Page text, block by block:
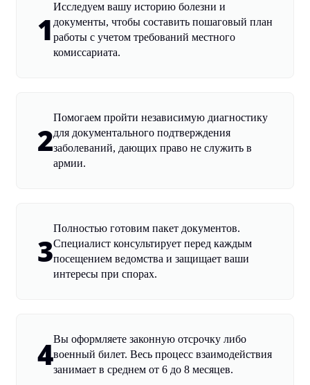
1
Исследуем вашу историю болезни и
документы, чтобы составить пошаговый план
работы с учетом требований местного
комиссариата.
2
Помогаем пройти независимую диагностику
для документального подтверждения
заболеваний, дающих право не служить в
армии.
3
Полностью готовим пакет документов.
Специалист консультирует перед каждым
посещением ведомства и защищает ваши
интересы при спорах.
4Вы оформляете законную отсрочку либо
военный билет. Весь процесс взаимодействия
занимает в среднем от 6 до 8 месяцев.